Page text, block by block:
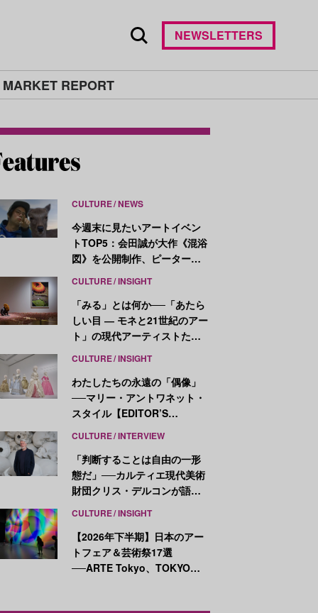
REPORT
NEWSLETTERS
CULTURE NEWS
今週末に見たいアートイベン
トTOP5：会田誠が大作《混浴
図》を公開制作、ピーター・
CULTURE INSIGHT
「みる」とは何か──「あたら
しい目 ― モネと21世紀のアー
ト」の現代アーティストたち
CULTURE INSIGHT
わたしたちの永遠の「偶像」
──マリー・アントワネット・
スタイル【EDITOR’S
CULTURE INTERVIEW
「判断することは自由の一形
態だ」──カルティエ現代美術
財団クリス・デルコンが語
CULTURE INSIGHT
【2026年下半期】日本のアー
トフェア＆芸術祭17選
──ARTE Tokyo、TOKYO